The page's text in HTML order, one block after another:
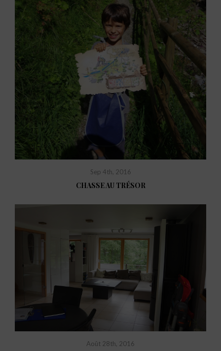
Sep 4th, 2016
CHASSE AU TRÉSOR
Août 28th, 2016